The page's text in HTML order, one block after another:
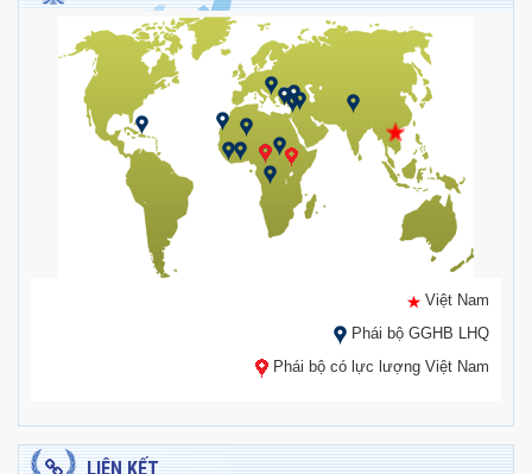
Việt Nam
Phái bộ GGHB LHQ
Phái bộ có lực lượng Việt Nam
LIÊN KẾT